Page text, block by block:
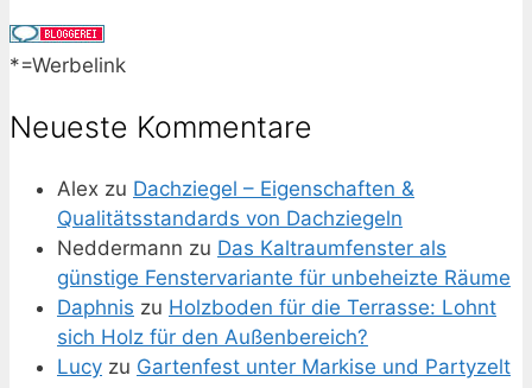
*=Werbelink
Neueste Kommentare
Alex zu Dachziegel – Eigenschaften &
Qualitätsstandards von Dachziegeln
Neddermann zu Das Kaltraumfenster als
günstige Fenstervariante für unbeheizte Räume
Daphnis zu Holzboden für die Terrasse: Lohnt
sich Holz für den Außenbereich?
Lucy zu Gartenfest unter Markise und Partyzelt